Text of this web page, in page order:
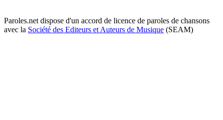
Paroles.net dispose d'un accord de licence de paroles de chansons
avec la Société des Editeurs et Auteurs de Musique (SEAM)